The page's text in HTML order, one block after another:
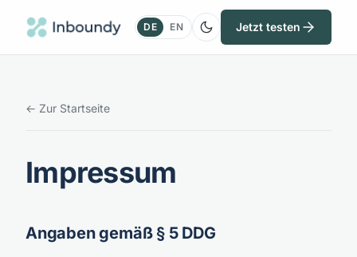
DE EN Jetzt testen
← Zur Startseite
Impressum
Angaben gemäß § 5 DDG